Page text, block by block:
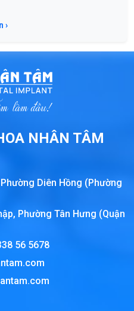
›
NHÂN TÂM
Diên Hồng (Phường
Phường Tân Hưng (Quận
56 5678